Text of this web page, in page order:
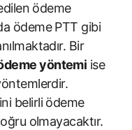
ödeme
ödeme PTT gibi
Bir
yöntemi ise
belirli ödeme
olmayacaktır.